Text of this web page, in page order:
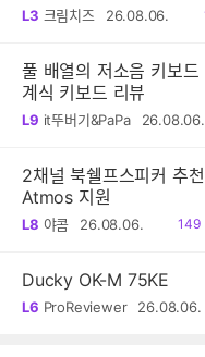
L3 크림치즈 26.08.06.
풀 배열의 저소음 키보
계식 키보드 리뷰
L9 it뚜버기&PaPa 26.08.06.
2채널 북쉘프스피커 추
Atmos 지원
L8 야콤 26.08.06.
읽
149
Ducky OK-M 75KE
L6 ProReviewer 26.08.06.